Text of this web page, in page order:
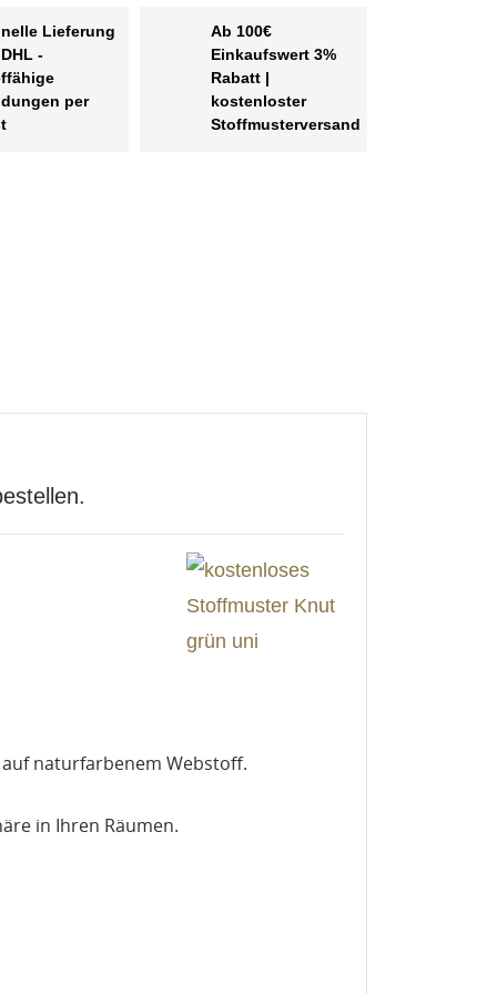
Lieferung
-
per
Ab 100€
Einkaufswert 3%
Rabatt |
kostenloster
Stoffmusterversand
naturfarbenem Webstoff.
in Ihren Räumen.